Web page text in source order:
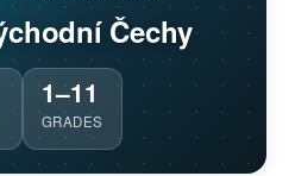
Čechy
1–11
GRADES